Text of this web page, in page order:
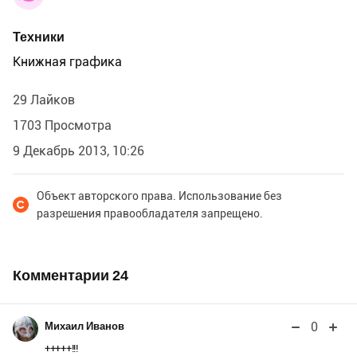
Техники
Книжная графика
29 Лайков
1703 Просмотра
9 Декабрь 2013, 10:26
Объект авторского права. Использование без
разрешения правообладателя запрещено.
Комментарии 24
Михаил Иванов 0
+++++!!!